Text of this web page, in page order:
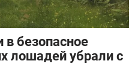
в безопасное
лошадей убрали с